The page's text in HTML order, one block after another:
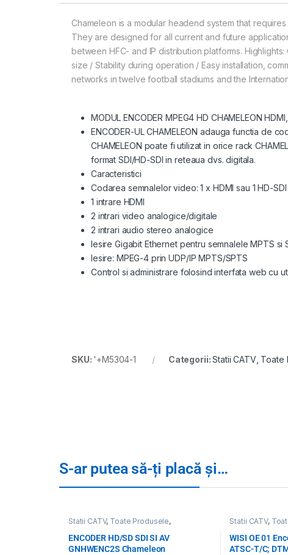
Chameleon is a modular headend system that
They are designed for all current and future
between HFC- and IP distribution platforms.
size / Stability during operation / Easy installation,
networks in twelve football stadiums and the
MODUL ENCODER MPEG4 HD CHAMELEON
ENCODER-UL CHAMELEON adauga functia de
CHAMELEON poate fi utilizat in orice rack
format SDI/HD-SDI in reteaua dvs. digitala.
Caracteristici
Codarea semnalelor video: 1 x HDMI sau 1 HD-
1 intrare HDMI
2 intrari video analogice/digitale
2 intrari audio stereo analogice
Iesire Gigabit Ethernet pentru semnalele MPTS si
Iesire: MPEG-4 prin UDP/IP MPTS/SPTS
Control si administrare folosind interfata web cu
SKU: '+M5304-1 Categorii:Statii CATV, Toate
S-ar putea să-ți placă și…
Statii CATV, Toate Produsele,
WISI,WISI
ENCODER HD/SD SDI SI AV
GNHWENC2S Chameleon
Statii CATV,
WISI, WISI
WISI OE 01
ATSC-T/C;